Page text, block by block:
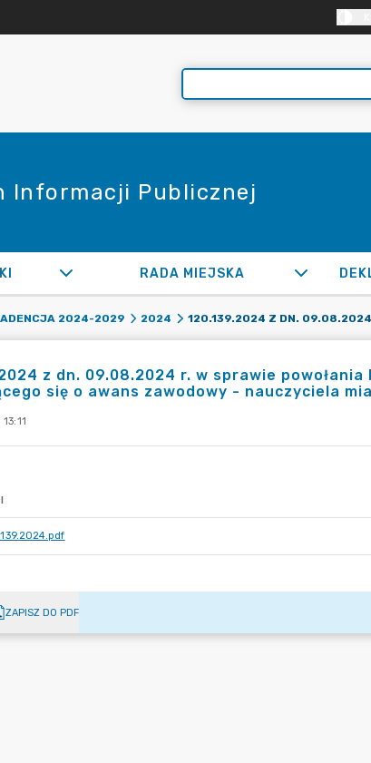
Informacji Publicznej
RADA MIEJSKA
2024-2029 2024
z dn. 09.08.2024 r. w sprawie
się o awans zawodowy - nauczyciela
ZAPISZ DO PDF